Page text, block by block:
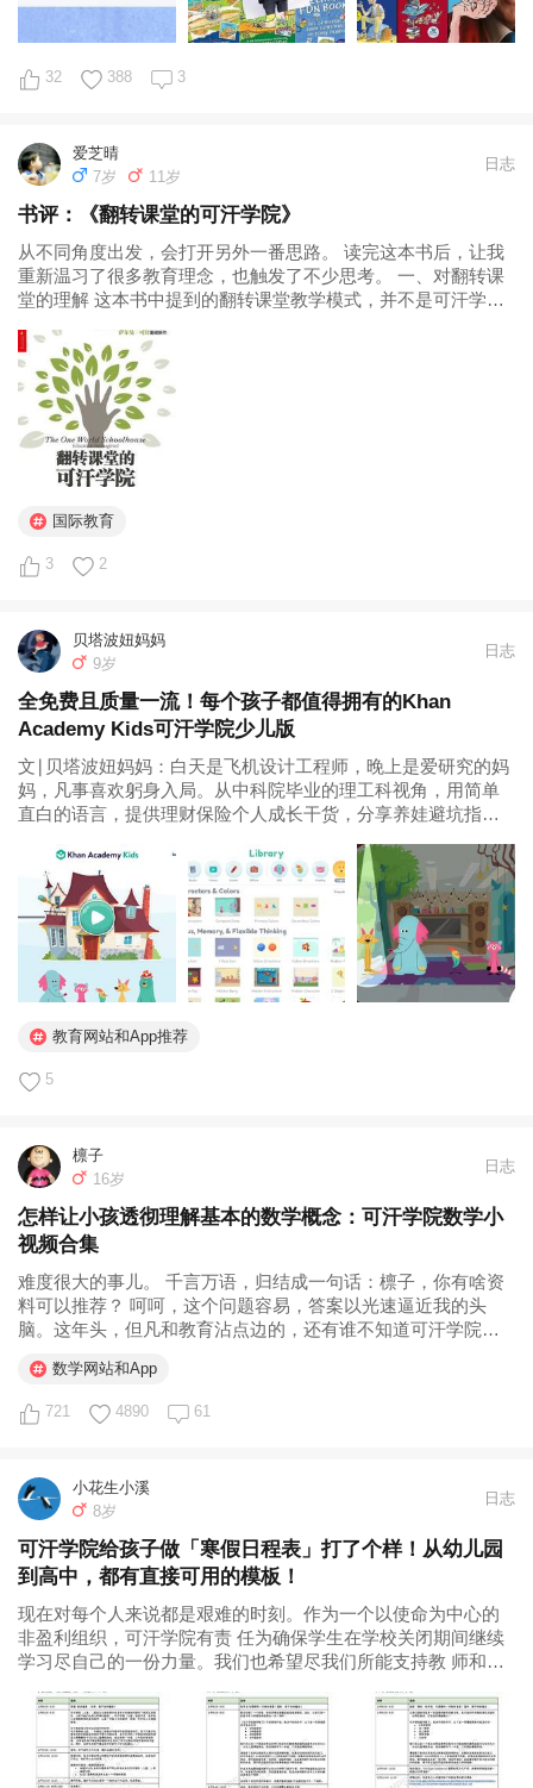
32 388 3
爱芝晴
7岁
11岁
日志
书评：《翻转课堂的可汗学院》
从不同角度出发，会打开另外一番思路。 读完这本书后，让我
重新温习了很多教育理念，也触发了不少思考。 一、对翻转课
堂的理解 这本书中提到的翻转课堂教学模式，并不是可汗学院
就尝试让学生先在家看录制好的视频，老师在课堂上对疑难问
题进行解答。 百度百科...
国际教育
3 2
贝塔波妞妈妈
9岁
日志
全免费且质量一流！每个孩子都值得拥有的Khan
Academy Kids可汗学院少儿版
文∣贝塔波妞妈妈：白天是飞机设计工程师，晚上是爱研究的妈
妈，凡事喜欢躬身入局。从中科院毕业的理工科视角，用简单
直白的语言，提供理财保险个人成长干货，分享养娃避坑指
我们。 可汗学院少儿版，经过半年多的试用，现在来交作业
啦。 01 为什么推荐可汗...
教育网站和App推荐
5
檩子
16岁
日志
怎样让小孩透彻理解基本的数学概念：可汗学院数学小
视频合集
难度很大的事儿。 千言万语，归结成一句话：檩子，你有啥资
料可以推荐？ 呵呵，这个问题容易，答案以光速逼近我的头
脑。这年头，但凡和教育沾点边的，还有谁不知道可汗学院啊
我妈都知道，因为比尔盖茨都说他好牛。 好吧，这个故事你多
少也知道，咱们就...
数学网站和App
721 4890 61
小花生小溪
8岁
日志
可汗学院给孩子做「寒假日程表」打了个样！从幼儿园
到高中，都有直接可用的模板！
现在对每个人来说都是艰难的时刻。作为一个以使命为中心的
非盈利组织，可汗学院有责 任为确保学生在学校关闭期间继续
学习尽自己的一份力量。我们也希望尽我们所能支持教 师和家
的模板，以更好地适应您的孩子、班级或地区的需 要。正如您
在下面的计划表中看...